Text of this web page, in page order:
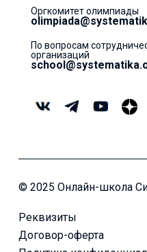
Оргкомитет олимпиады
По вопросам
организаций
© 2025 Онлайн-школа
Реквизиты
Договор-оферта